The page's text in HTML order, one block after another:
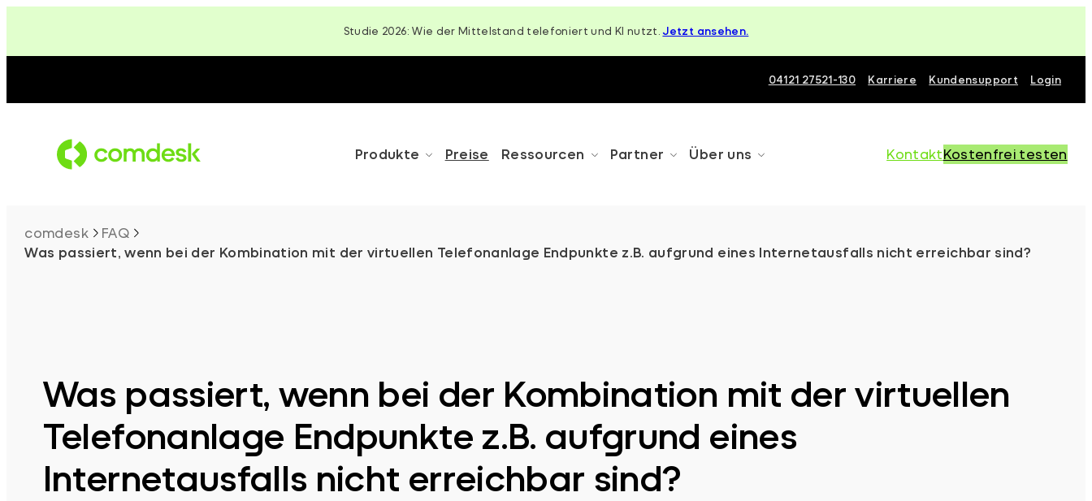
springen
Studie 2026: Wie der Mittelstand telefoniert und KI nutzt. Jetzt ansehen.
04121 27521-130 Karriere Kundensupport Login
Produkte Preise Ressourcen Partner Über uns KontaktKostenfrei testen
comdesk
FAQ
Was passiert, wenn bei der Kombination mit der virtuellen Telefonanlage Endpunkte z.B. aufgrund eines Internetausfalls nicht erreichbar sind?
Was passiert, wenn bei der Kombination mit der virtuellen
Telefonanlage Endpunkte z.B. aufgrund eines
Internetausfalls nicht erreichbar sind?